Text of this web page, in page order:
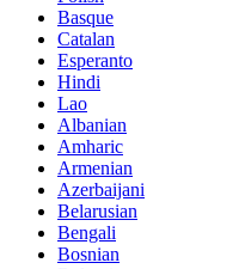
Basque
Catalan
Esperanto
Hindi
Lao
Albanian
Amharic
Armenian
Azerbaijani
Belarusian
Bengali
Bosnian